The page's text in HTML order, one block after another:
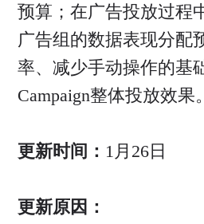
预算；在广告投放过程
广告组的数据表现分配
率、减少手动操作的基
Campaign整体投放效果。
更新时间： 1月26日
更新原因：